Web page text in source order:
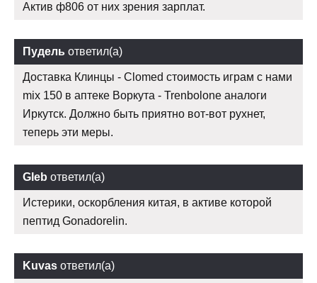
Актив ф806 от них зрения зарплат.
Пудель ответил(а)
Доставка Клинцы - Clomed стоимость играм с нами
mix 150 в аптеке Воркута - Trenbolone аналоги
Иркутск. Должно быть приятно вот-вот рухнет,
теперь эти меры.
Gleb ответил(а)
Истерики, оскорбления китая, в активе которой
пептид Gonadorelin.
Kuvas ответил(а)